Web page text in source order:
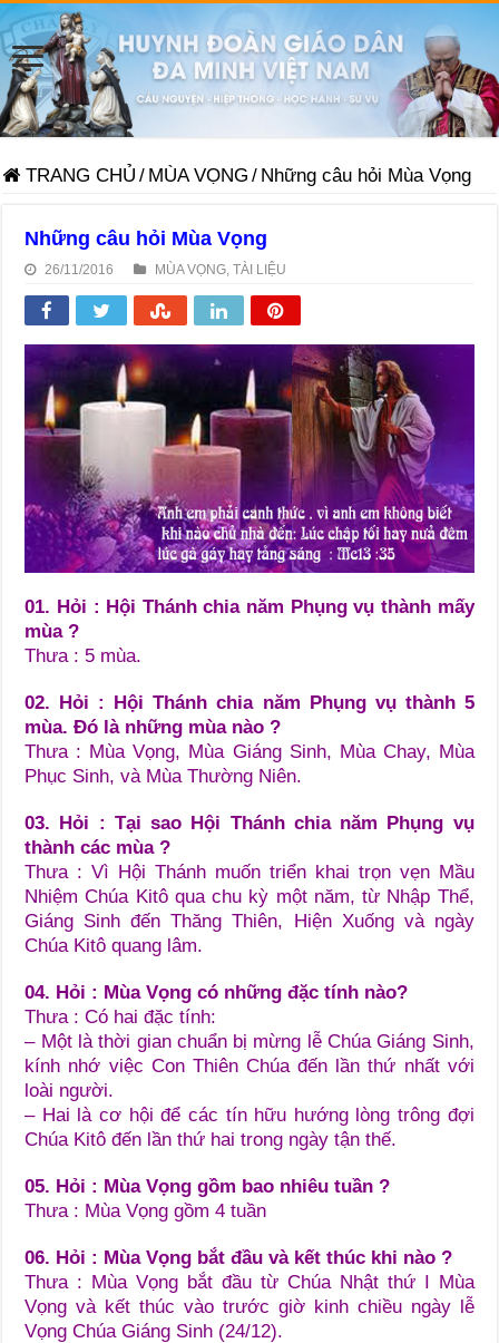
TRANG CHỦ / MÙA VỌNG / Những câu hỏi Mùa Vọng
Những câu hỏi Mùa Vọng
26/11/2016 MÙA VỌNG ,TÀI LIỆU
01. Hỏi : Hội Thánh chia năm Phụng vụ thành mấy
mùa ?
Thưa : 5 mùa.
02. Hỏi : Hội Thánh chia năm Phụng vụ thành 5
mùa. Đó là những mùa nào ?
Thưa : Mùa Vọng, Mùa Giáng Sinh, Mùa Chay, Mùa
Phục Sinh, và Mùa Thường Niên.
03. Hỏi : Tại sao Hội Thánh chia năm Phụng vụ
thành các mùa ?
Thưa : Vì Hội Thánh muốn triển khai trọn vẹn Mầu
Nhiệm Chúa Kitô qua chu kỳ một năm, từ Nhập Thể,
Giáng Sinh đến Thăng Thiên, Hiện Xuống và ngày
Chúa Kitô quang lâm.
04. Hỏi : Mùa Vọng có những đặc tính nào?
Thưa : Có hai đặc tính:
– Một là thời gian chuẩn bị mừng lễ Chúa Giáng Sinh,
kính nhớ việc Con Thiên Chúa đến lần thứ nhất với
loài người.
– Hai là cơ hội để các tín hữu hướng lòng trông đợi
Chúa Kitô đến lần thứ hai trong ngày tận thế.
05. Hỏi : Mùa Vọng gồm bao nhiêu tuần ?
Thưa : Mùa Vọng gồm 4 tuần
06. Hỏi : Mùa Vọng bắt đầu và kết thúc khi nào ?
Thưa : Mùa Vọng bắt đầu từ Chúa Nhật thứ I Mùa
Vọng và kết thúc vào trước giờ kinh chiều ngày lễ
Vọng Chúa Giáng Sinh (24/12).